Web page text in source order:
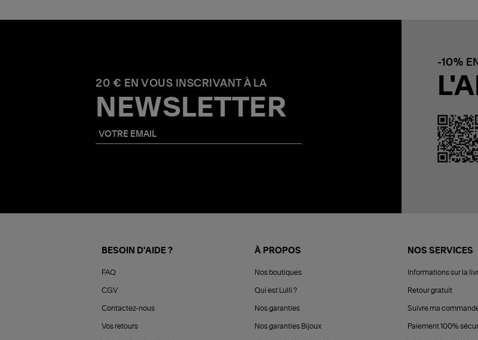
20 € EN VOUS INSCRIVANT À LA
NEWSLETTER
-10%
BESOIN D'AIDE ?
FAQ
CGV
Contactez-nous
Vos retours
À PROPOS
Nos boutiques
Qui est Lulli ?
Nos garanties
Nos garanties Bijoux
NOS SERVICES
Informations sur la
Retour gratuit
Suivre ma
Paiement 100%